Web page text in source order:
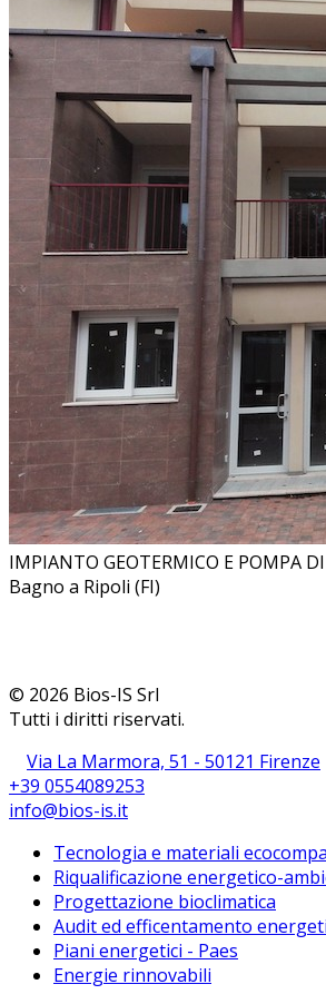
IMPIANTO GEOTERMICO E POMPA
Bagno a Ripoli (FI)
© 2026 Bios-IS Srl
Tutti i diritti riservati.
Via La Marmora, 51 - 50121 Firenze
+39 0554089253
info@bios-is.it
Tecnologia e materiali
Riqualificazione energetico-
Progettazione bioclimatica
Audit ed efficentamento
Piani energetici - Paes
Energie rinnovabili